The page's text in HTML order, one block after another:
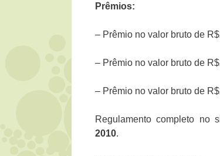
Prêmios:
– Prêmio no valor bruto de
– Prêmio no valor bruto de
– Prêmio no valor bruto de
Regulamento completo no
2010.